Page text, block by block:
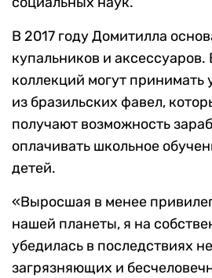
В 2017 году Домитилла
купальников и аксессуаров.
коллекций могут
из бразильских фавел,
получают возможность
оплачивать школьное
детей.
«Выросшая в менее
нашей планеты, я на
убедилась в последствиях
загрязняющих и